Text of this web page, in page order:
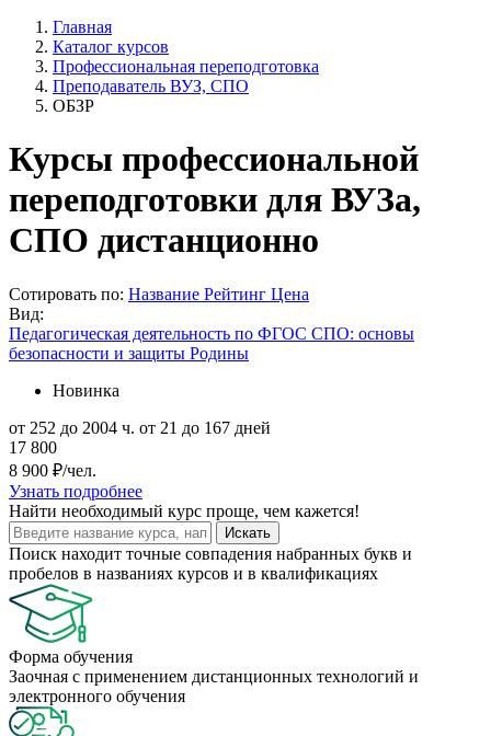
Главная
Каталог курсов
Профессиональная переподготовка
Преподаватель ВУЗ, СПО
ОБЗР
Курсы профессиональной
переподготовки для ВУЗа,
СПО дистанционно
Сотировать по: Название Рейтинг Цена
Вид:
Педагогическая деятельность по ФГОС СПО: основы
безопасности и защиты Родины
Новинка
от 252 до 2004 ч. от 21 до 167 дней
17 800
8 900 ₽/чел.
Узнать подробнее
Найти необходимый курс проще, чем кажется!
Искать
Поиск находит точные совпадения набранных букв и
пробелов в названиях курсов и в квалификациях
Форма обучения
Заочная с применением дистанционных технологий и
электронного обучения